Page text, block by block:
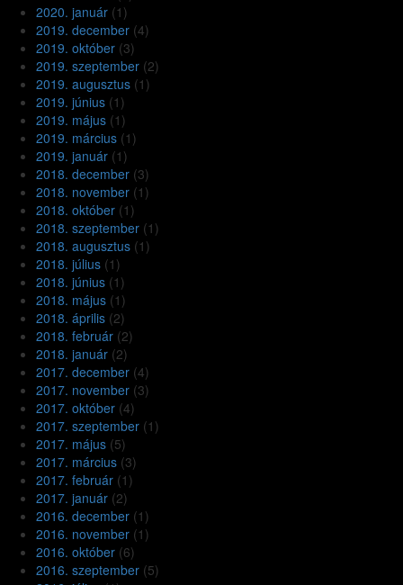
2020. január (1)
2019. december (4)
2019. október (3)
2019. szeptember (2)
2019. augusztus (1)
2019. június (1)
2019. május (1)
2019. március (1)
2019. január (1)
2018. december (3)
2018. november (1)
2018. október (1)
2018. szeptember (1)
2018. augusztus (1)
2018. július (1)
2018. június (1)
2018. május (1)
2018. április (2)
2018. február (2)
2018. január (2)
2017. december (4)
2017. november (3)
2017. október (4)
2017. szeptember (1)
2017. május (5)
2017. március (3)
2017. február (1)
2017. január (2)
2016. december (1)
2016. november (1)
2016. október (6)
2016. szeptember (5)